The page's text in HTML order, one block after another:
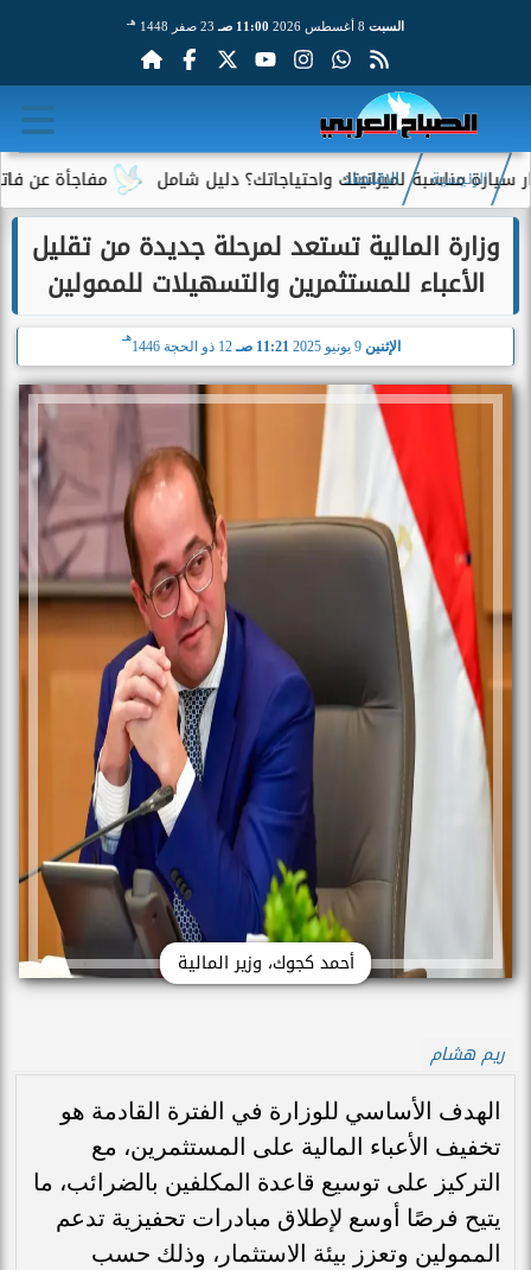
السبت 11:00 صـ 23 صفر 1448 هـ
مفاجأة عن فاتورة لميزانيتك واحتياجاتك؟ دليل شامل
الرئيسية الاقتصاد
وزارة المالية تستعد لمرحلة جديدة من تقليل
الأعباء للمستثمرين والتسهيلات للممولين
الإثنين 9 يونيو 2025 11:21 صـ 12 ذو الحجة 1446
هـ
أحمد كجوك، وزير المالية
ريم هشام
الهدف الأساسي للوزارة في الفترة القادمة هو
تخفيف الأعباء المالية على المستثمرين، مع
التركيز على توسيع قاعدة المكلفين بالضرائب، ما
يتيح فرصًا أوسع لإطلاق مبادرات تحفيزية تدعم
الممولين وتعزز بيئة الاستثمار، وذلك حسب